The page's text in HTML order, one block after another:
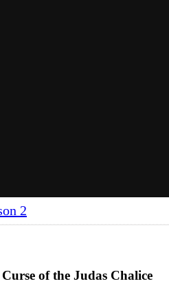
2
of the Judas Chalice